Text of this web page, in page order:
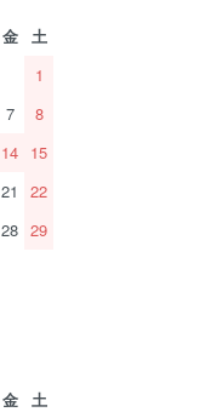
金
土
1
7
8
14 15
21
22
28 29
金
土